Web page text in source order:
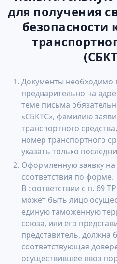
для получения
безопасности
Документы необходимо
предварительно на
теме письма
«СБКТС», фамилию
транспортного
номер транспортного
указать только
Оформленную заявку
соответствия по форме.
В соответствии с п. 69
может быть лицо
единую таможенную
союза, или его
представитель, должна
соответствующая
осуществившее ввоз